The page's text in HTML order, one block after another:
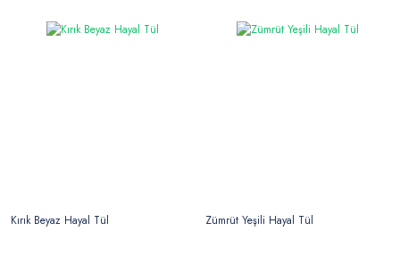
Kırık Beyaz Hayal Tül Zümrüt Yeşili Hayal Tül